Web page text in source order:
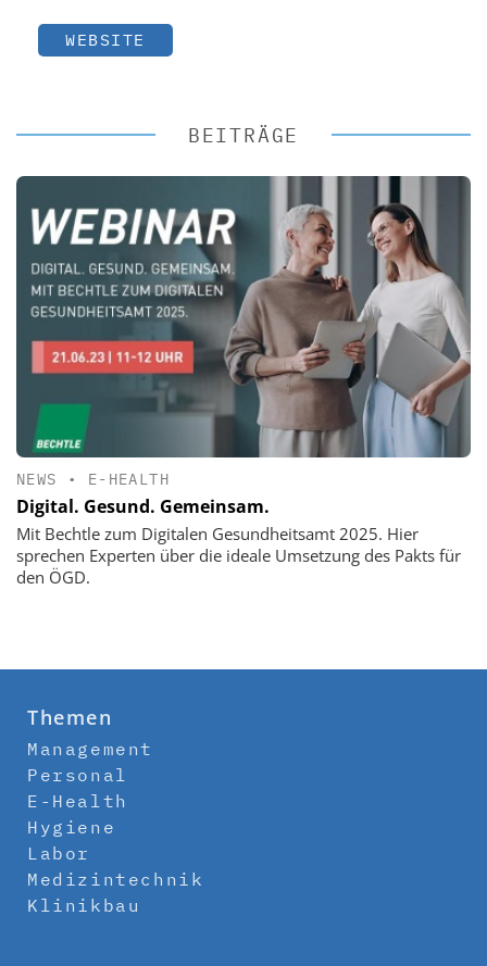
WEBSITE
BEITRÄGE
NEWS • E-HEALTH
Digital. Gesund. Gemeinsam.
Mit Bechtle zum Digitalen Gesundheitsamt 2025. Hier
sprechen Experten über die ideale Umsetzung des Pakts für
den ÖGD.
Themen
Management
Personal
E-Health
Hygiene
Labor
Medizintechnik
Klinikbau